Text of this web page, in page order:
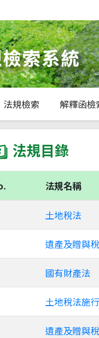
法規檢索 解釋函檢
法規目錄
法規名稱
土地稅法
遺產及贈與
國有財產法
土地稅法施
遺產及贈與